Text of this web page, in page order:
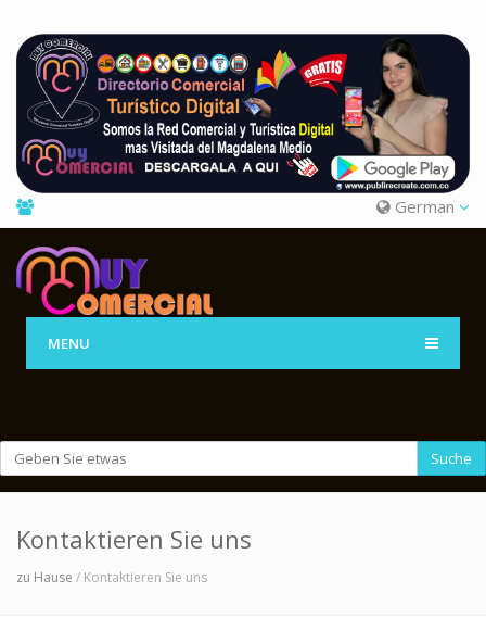
German
MENU
Suche
Kontaktieren Sie uns
zu Hause / Kontaktieren Sie uns